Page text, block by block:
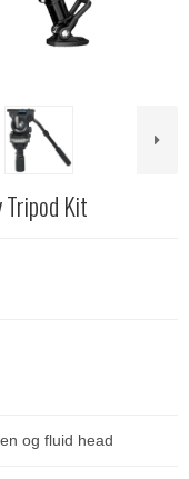
Kit
og fluid head